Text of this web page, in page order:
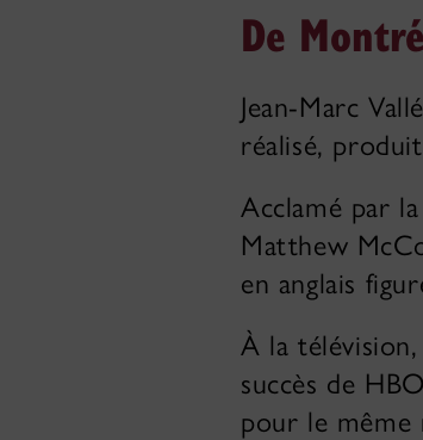
De
Jean-Marc
réalisé,
Acclamé par
Matthew
en anglais
À la
succès de
pour le même